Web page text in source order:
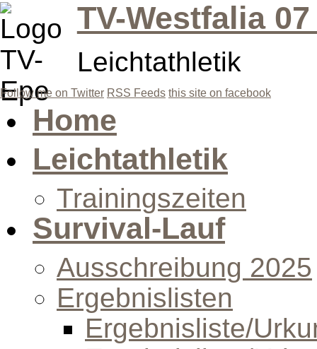
TV-Westfalia
Leichtathletik
Follow me on Twitter RSS Feeds this site on facebook
Home
Leichtathletik
Trainingszeiten
Survival-Lauf
Ausschreibung 2025
Ergebnislisten
Ergebnisliste/